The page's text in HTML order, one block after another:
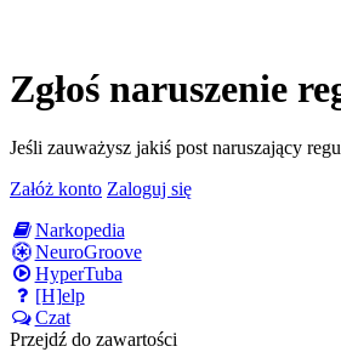
Zgłoś naruszenie
Jeśli zauważysz jakiś post naruszający
Załóż konto Zaloguj się
Narkopedia
NeuroGroove
HyperTuba
[H]elp
Czat
Przejdź do zawartości